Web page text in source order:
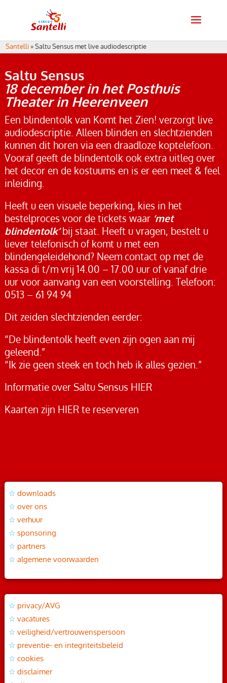
Santelli »Saltu Sensus met live audiodescriptie
Saltu Sensus
18 december in het Posthuis
Theater in Heerenveen
Een blindentolk van Komt het Zien! verzorgt live
audiodescriptie. Alleen blinden en slechtzienden
kunnen dit horen via een draadloze koptelefoon.
Vooraf geeft de blindentolk ook extra uitleg over
het decor en de kostuums en is er een meet & feel
inleiding.
Heeft u een visuele beperking, kies in het
bestelproces voor de tickets waar ‘met
blindentolk’bij staat. Heeft u vragen, bestelt u
liever telefonisch of komt u met een
blindengeleidehond? Neem contact op met de
kassa di t/m vrij 14.00 – 17.00 uur of vanaf drie
uur voor aanvang van een voorstelling. Telefoon:
0513 – 61 94 94
Dit zeiden slechtzienden eerder:
“De blindentolk heeft even zijn ogen aan mij
geleend.”
“Ik zie geen steek en toch heb ik alles gezien.”
Informatie over Saltu Sensus HIER
Kaarten zijn HIERte reserveren
downloads
over ons
verhuur
sponsoring
partners
algemene voorwaarden
privacy/AVG
vacatures
veiligheid/vertrouwenspersoon
preventie- en integriteitsbeleid
cookies
disclaimer